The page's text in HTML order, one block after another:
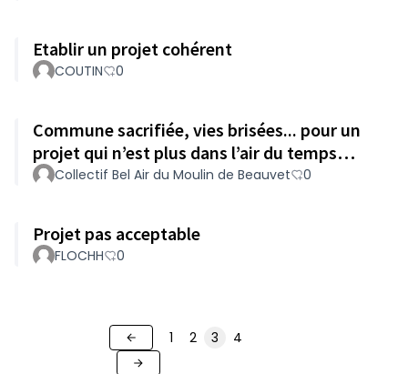
Etablir un projet cohérent
COUTIN 0
Commune sacrifiée, vies brisées... pour un
projet qui n’est plus dans l’air du temps…
Collectif Bel Air du Moulin de Beauvet 0
Projet pas acceptable
FLOCHH 0
1 2 3 4